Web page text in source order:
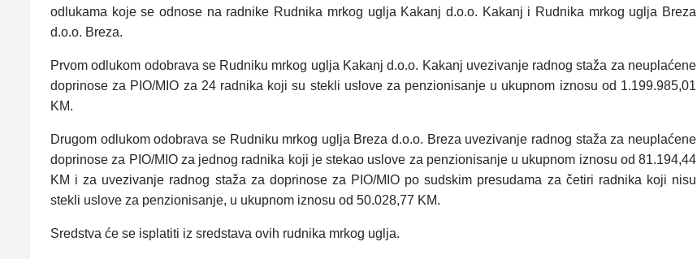
odlukama koje se odnose na radnike Rudnika mrkog uglja Kakanj d.o.o. Kakanj i Rudnika mrkog uglja Breza
d.o.o. Breza.
Prvom odlukom odobrava se Rudniku mrkog uglja Kakanj d.o.o. Kakanj uvezivanje radnog staža za neuplaćene
doprinose za PIO/MIO za 24 radnika koji su stekli uslove za penzionisanje u ukupnom iznosu od 1.199.985,01
KM.
Drugom odlukom odobrava se Rudniku mrkog uglja Breza d.o.o. Breza uvezivanje radnog staža za neuplaćene
doprinose za PIO/MIO za jednog radnika koji je stekao uslove za penzionisanje u ukupnom iznosu od 81.194,44
KM i za uvezivanje radnog staža za doprinose za PIO/MIO po sudskim presudama za četiri radnika koji nisu
stekli uslove za penzionisanje, u ukupnom iznosu od 50.028,77 KM.
Sredstva će se isplatiti iz sredstava ovih rudnika mrkog uglja.